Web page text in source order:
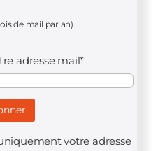
de mail par an)
adresse mail*
votre adresse